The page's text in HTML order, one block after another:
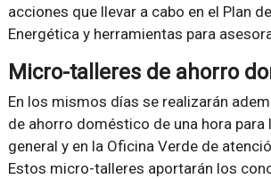
acciones que llevar a cabo en el Plan
Energética y herramientas para
Micro-talleres de ahorro
En los mismos días se realizarán
de ahorro doméstico de una hora para
general y en la Oficina Verde de
Estos micro-talleres aportarán los